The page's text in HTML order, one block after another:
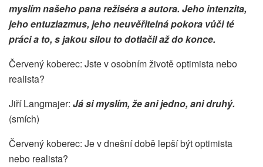
myslím našeho pana režiséra a autora. Jeho intenzita,
jeho entuziazmus, jeho neuvěřitelná pokora vůči té
práci a to, s jakou silou to dotlačil až do konce.
Červený koberec: Jste v osobním životě optimista nebo
realista?
Jiří Langmajer: Já si myslím, že ani jedno, ani druhý.
(smích)
Červený koberec: Je v dnešní době lepší být optimista
nebo realista?